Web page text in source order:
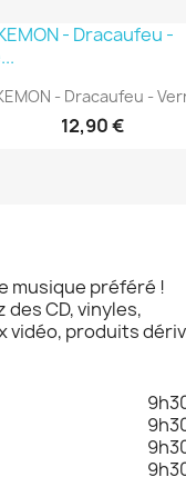
- Dracaufeu -
12,90 €
musique préféré !
CD, vinyles,
vidéo, produits